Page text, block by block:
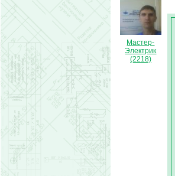
Мастер-
Электрик
(2218)